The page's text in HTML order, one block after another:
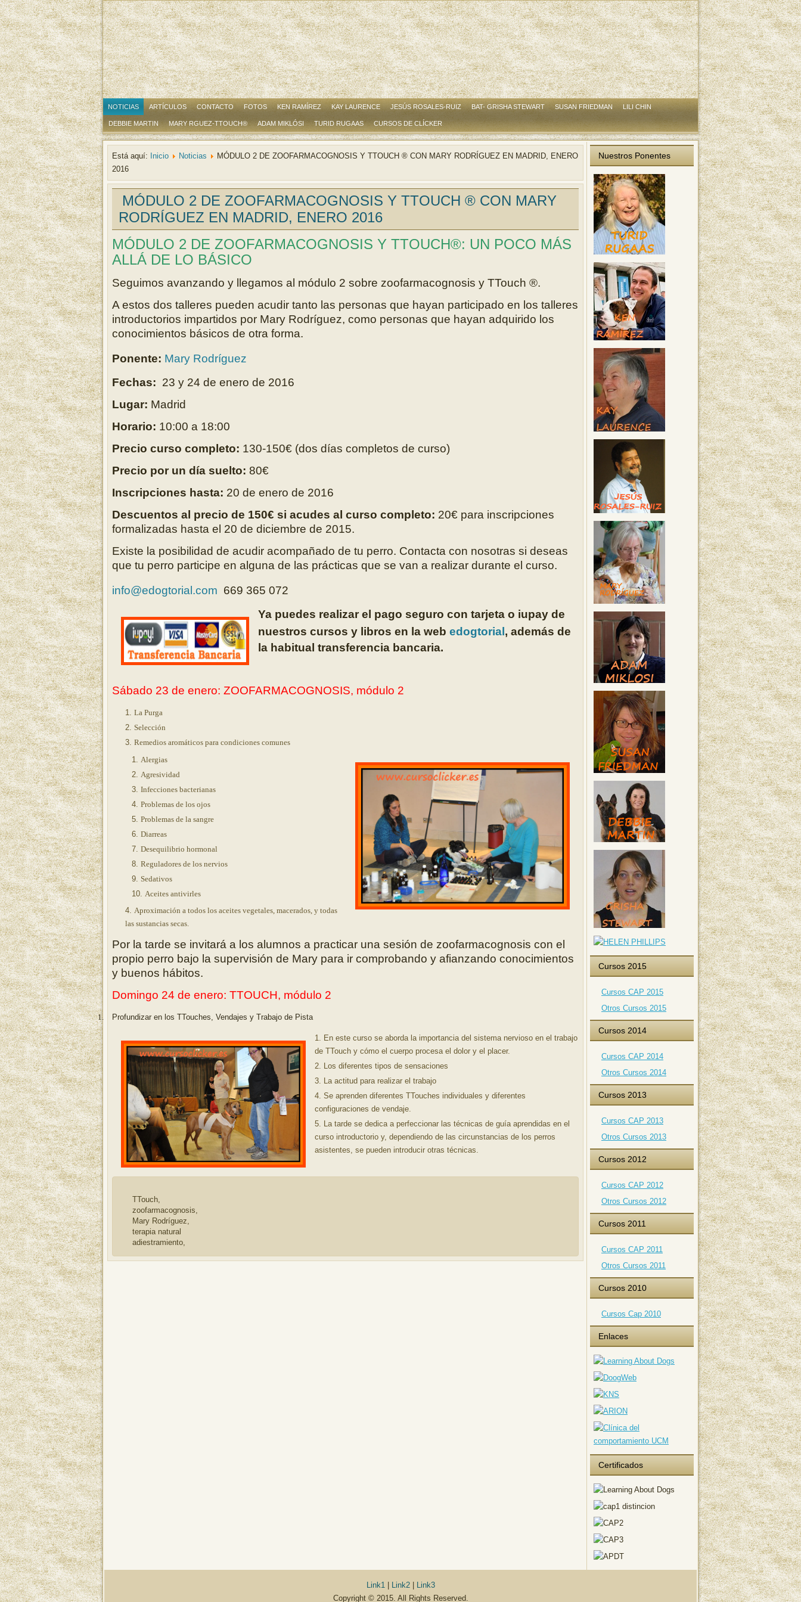
NOTICIAS ARTÍCULOS CONTACTO FOTOS KEN RAMÍREZ KAY LAURENCE JESÚS ROSALES-RUIZ BAT- GRISHA STEWART SUSAN FRIEDMAN LILI CHIN
DEBBIE MARTIN MARY RGUEZ-TTOUCH® ADAM MIKLÓSI TURID RUGAAS CURSOS DE CLÍCKER
Está aquí: Inicio Noticias
MÓDULO 2 DE ZOOFARMACOGNOSIS Y TTOUCH ® CON MARY RODRÍGUEZ EN MADRID, ENERO
2016
MÓDULO 2 DE ZOOFARMACOGNOSIS Y TTOUCH ® CON MARY
RODRÍGUEZ EN MADRID, ENERO 2016
MÓDULO 2 DE ZOOFARMACOGNOSIS Y TTOUCH®: UN POCO MÁS
ALLÁ DE LO BÁSICO
Seguimos avanzando y llegamos al módulo 2 sobre zoofarmacognosis y TTouch ®.
A estos dos talleres pueden acudir tanto las personas que hayan participado en los talleres
introductorios impartidos por Mary Rodríguez, como personas que hayan adquirido los
conocimientos básicos de otra forma.
Ponente: Mary Rodríguez
Fechas: 23 y 24 de enero de 2016
Lugar: Madrid
Horario: 10:00 a 18:00
Precio curso completo: 130-150€ (dos días completos de curso)
Precio por un día suelto: 80€
Inscripciones hasta: 20 de enero de 2016
Descuentos al precio de 150€ si acudes al curso completo: 20€ para inscripciones
formalizadas hasta el 20 de diciembre de 2015.
Existe la posibilidad de acudir acompañado de tu perro. Contacta con nosotras si deseas
que tu perro participe en alguna de las prácticas que se van a realizar durante el curso.
info@edogtorial.com 669 365 072
Ya puedes realizar el pago seguro con tarjeta o iupay de
nuestros cursos y libros en la web edogtorial , además de
la habitual transferencia bancaria.
Sábado 23 de enero: ZOOFARMACOGNOSIS, módulo 2
La Purga
Selección
Remedios aromáticos para condiciones comunes
Alergias
Agresividad
Infecciones bacterianas
Problemas de los ojos
Problemas de la sangre
Diarreas
Desequilibrio hormonal
Reguladores de los nervios
Sedativos
Aceites antivirles
Aproximación a todos los aceites vegetales, macerados, y todas
las sustancias secas.
Por la tarde se invitará a los alumnos a practicar una sesión de zoofarmacognosis con el
propio perro bajo la supervisión de Mary para ir comprobando y afianzando conocimientos
y buenos hábitos.
Domingo 24 de enero: TTOUCH, módulo 2
1. Profundizar en los TTouches, Vendajes y Trabajo de Pista
En este curso se aborda la importancia del sistema nervioso en el trabajo
de TTouch y cómo el cuerpo procesa el dolor y el placer.
Los diferentes tipos de sensaciones
La actitud para realizar el trabajo
Se aprenden diferentes TTouches individuales y diferentes
configuraciones de vendaje.
La tarde se dedica a perfeccionar las técnicas de guía aprendidas en el
curso introductorio y, dependiendo de las circunstancias de los perros
asistentes, se pueden introducir otras técnicas.
TTouch,
zoofarmacognosis,
Mary Rodríguez,
terapia natural
adiestramiento,
Nuestros Ponentes
Cursos 2015
Cursos CAP 2015
Otros Cursos 2015
Cursos 2014
Cursos CAP 2014
Otros Cursos 2014
Cursos 2013
Cursos CAP 2013
Otros Cursos 2013
Cursos 2012
Cursos CAP 2012
Otros Cursos 2012
Cursos 2011
Cursos CAP 2011
Otros Cursos 2011
Cursos 2010
Cursos Cap 2010
Enlaces
Certificados
Link1| Link2|
Link3
Copyright © 2015. All Rights Reserved.